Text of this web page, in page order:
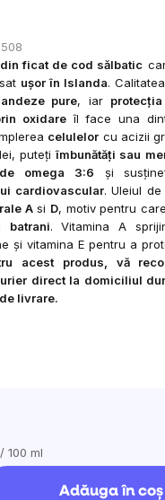
ficat de cod sălbatic
ușor în Islanda.
pure, iar
oxidare îl face una
celulelor cu acizii
putețiîmbunătăți sau
omega 3:6 și
cardiovascular. Uleiul
Asi D, motiv pentru
batrani. Vitamina A
și vitamina E pentru a
acest produs, vă
direct la domiciliul
livrare.
100 ml
Adăuga în coş